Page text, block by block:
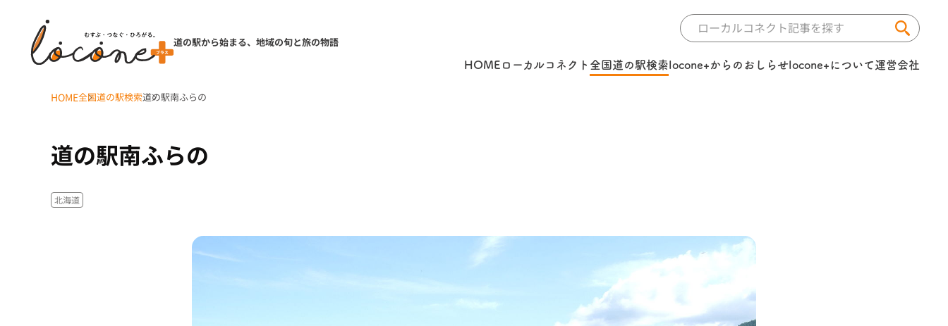
道の駅から始まる、地域の旬と旅の物語
HOME ローカルコネクト 全国道の駅検索locone+からのおしらせlocone+について運営会社
HOME全国道の駅検索道の駅南ふらの
道の駅南ふらの
北海道